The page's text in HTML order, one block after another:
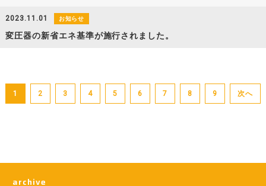
2023.11.01 お知らせ
変圧器の新省エネ基準が施行されました。
1 2 3 4 5 6 7 8 9 次へ